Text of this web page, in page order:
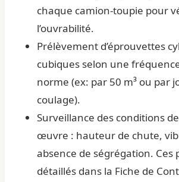
chaque camion-toupie pour
l’ouvrabilité.
Prélèvement d’éprouvettes
cubiques selon une
norme (ex: par 50 m³ ou par
coulage).
Surveillance des conditions
œuvre : hauteur de chute,
absence de ségrégation. Ces
détaillés dans la Fiche de